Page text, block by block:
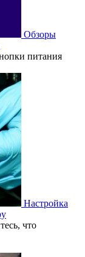
Обзоры
питания
Настройка
что